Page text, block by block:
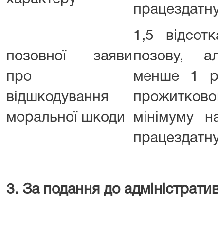
позовної заяви
про
відшкодування
моральної шкоди
1,5
позову,
менше 1
мінімуму
3. За подання до